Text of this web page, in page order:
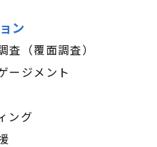
ン
査（覆面調査）
ージメント
ング